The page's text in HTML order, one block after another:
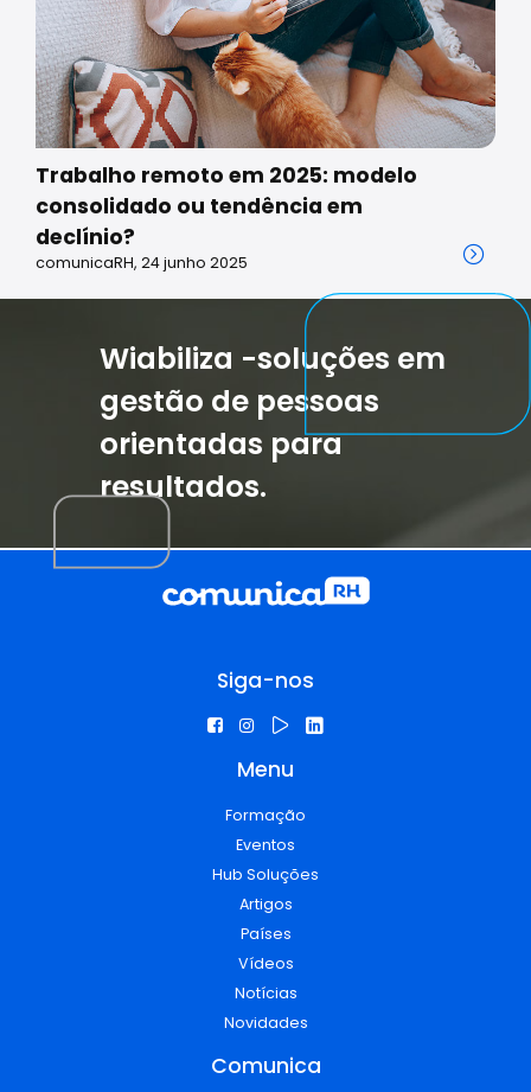
Trabalho remoto em 2025: modelo
consolidado ou tendência em
declínio?
comunicaRH, 24 junho 2025
Wiabiliza -soluções em
gestão de pessoas
orientadas para
resultados.
Siga-nos
Menu
Formação
Eventos
Hub Soluções
Artigos
Países
Vídeos
Notícias
Novidades
Comunica